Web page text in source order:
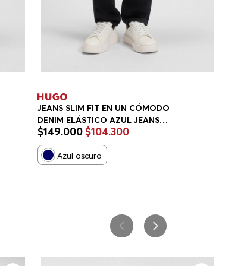
JEANS SLIM FIT EN UN CÓMODO
DENIM ELÁSTICO AZUL JEANS
SLIM FIT HOMBRE
$149.000 $104.300
Azul oscuro